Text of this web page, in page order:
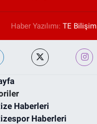
Haber Yazılımı: TE Bilişim
Haberleri
Haberleri